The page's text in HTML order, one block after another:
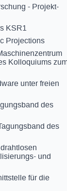
- Projekt-
KSR1
Projections
Kolloquiums
unter freien
des
des
und
für die